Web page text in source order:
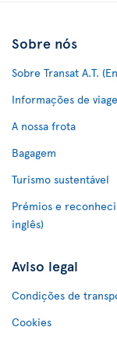
Sobre nós
Sobre Transat A.T.
Informações de
A nossa frota
Bagagem
Turismo sustentável
Prémios e
inglês)
Aviso legal
Condições de
Cookies